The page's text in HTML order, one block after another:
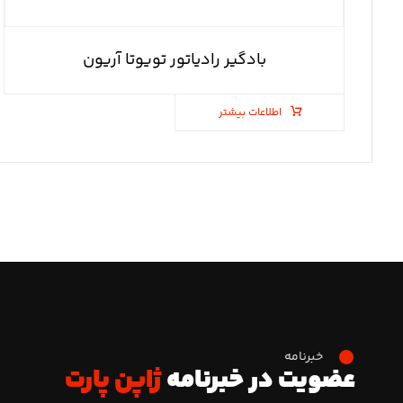
بادگیر رادیاتور تویوتا آریون
اطلاعات بیشتر
خبرنامه
عضویت در خبرنامهژاپن پارت